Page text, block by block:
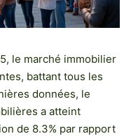
le marché immobilier
battant tous les
données, le
a atteint
de 8.3% par rapport